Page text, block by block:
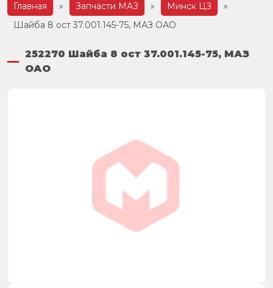
Главная » Запчасти МАЗ » Минск ЦЗ
»
Шайба 8 ост 37.001.145-75, МАЗ ОАО
252270 Шайба 8 ост 37.001.145-75, МАЗ
ОАО